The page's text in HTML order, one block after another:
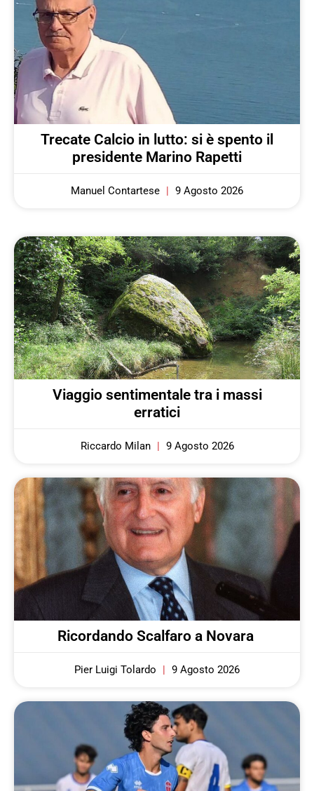
Trecate Calcio in lutto: si è spento il
presidente Marino Rapetti
Manuel Contartese 9 Agosto 2026
Viaggio sentimentale tra i massi
erratici
Riccardo Milan 9 Agosto 2026
Ricordando Scalfaro a Novara
Pier Luigi Tolardo 9 Agosto 2026